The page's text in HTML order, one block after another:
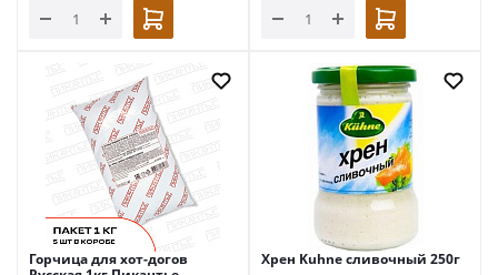
Горчица для хот-догов
Хрен Kuhne сливочный 250г